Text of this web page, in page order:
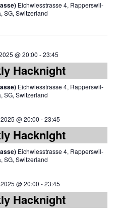
Eichwiesstrasse 4, Rapperswil-
SG, Switzerland
@ 20:00 -23:45
Hacknight
Eichwiesstrasse 4, Rapperswil-
SG, Switzerland
@ 20:00 -23:45
Hacknight
Eichwiesstrasse 4, Rapperswil-
SG, Switzerland
@ 20:00 -23:45
Hacknight